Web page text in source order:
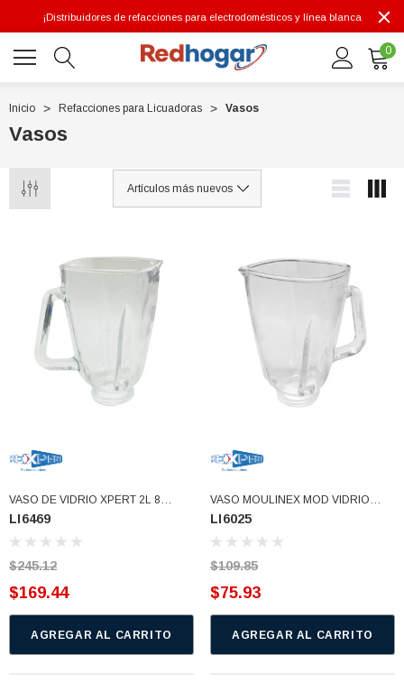
¡Distribuidores de refacciones para electrodomésticos y línea blanca
0
Inicio Refacciones para Licuadoras Vasos
Vasos
VASO DE VIDRIO XPERT 2L 8
TAZAS (LI6469)
LI6469
$245.12
$169.44
AGREGAR AL CARRITO
VASO MOULINEX MOD VIDRIO
(LI6025)
LI6025
$109.85
$75.93
AGREGAR AL CARRITO
7614